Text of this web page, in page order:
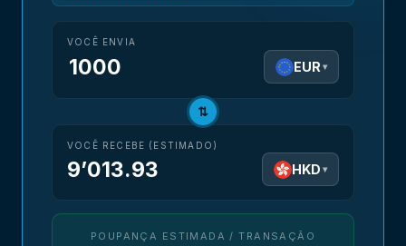
VOCÊ ENVIA
EUR ▾
⇅
VOCÊ RECEBE (ESTIMADO)
9’013.93 HKD ▾
POUPANÇA ESTIMADA / TRANSAÇÃO